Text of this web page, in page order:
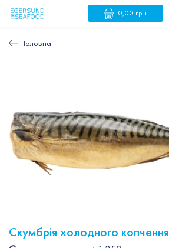
0,00 грн
Головна
Скумбрія холодного копчення